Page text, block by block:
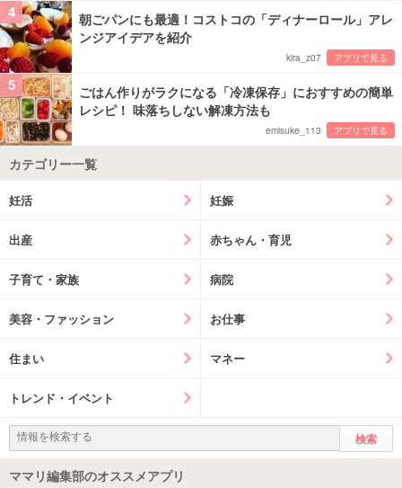
4
朝ごパンにも最適！コストコの「ディナーロール」アレ
ンジアイデアを紹介
kira_z07 アプリで見る
5
ごはん作りがラクになる「冷凍保存」におすすめの簡単
レシピ！ 味落ちしない解凍方法も
emisuke_113 アプリで見る
カテゴリー一覧
妊活 妊娠
出産 赤ちゃん・育児
子育て・家族 病院
美容・ファッション お仕事
住まい マネー
トレンド・イベント
ママリ編集部のオススメアプリ